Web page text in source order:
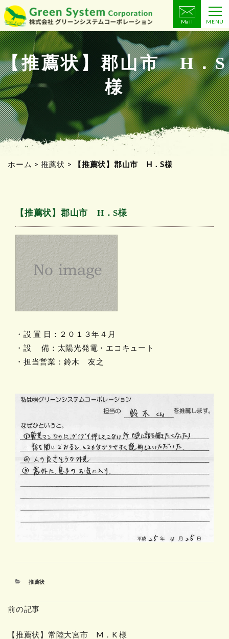
コ
ン
テ
ン
ツ
へ
ス
キ
ッ
プ
Mail MENU
【推薦状】郡山市 H．S
様
ホーム > 推薦状 > 【推薦状】郡山市 H．S様
【推薦状】郡山市 H．S様
・設 置 日：２０１３年４月
・設 備：太陽光発電・エコキュート
・担当営業：鈴木 友之
カ
リ
推薦状
前の記事
【推薦状】常陸大宮市 M．K 様